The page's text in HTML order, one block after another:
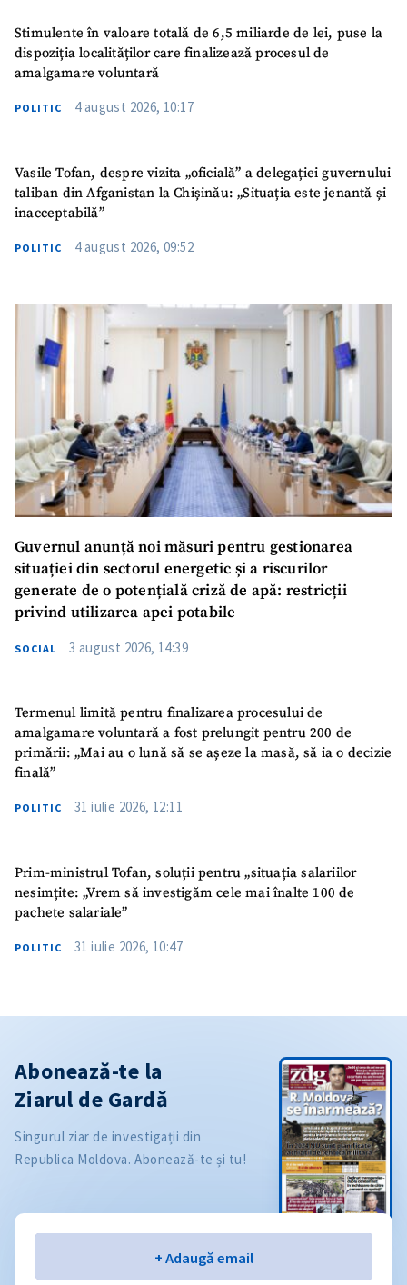
Stimulente în valoare totală de 6,5 miliarde de lei, puse la
dispoziția localităților care finalizează procesul de
amalgamare voluntară
POLITIC 4 august 2026, 10:17
Vasile Tofan, despre vizita „oficială” a delegației guvernului
taliban din Afganistan la Chișinău: „Situația este jenantă și
inacceptabilă”
POLITIC 4 august 2026, 09:52
Guvernul anunță noi măsuri pentru gestionarea
situației din sectorul energetic și a riscurilor
generate de o potențială criză de apă: restricții
privind utilizarea apei potabile
SOCIAL 3 august 2026, 14:39
Termenul limită pentru finalizarea procesului de
amalgamare voluntară a fost prelungit pentru 200 de
primării: „Mai au o lună să se așeze la masă, să ia o decizie
finală”
POLITIC 31 iulie 2026, 12:11
Prim-ministrul Tofan, soluții pentru „situația salariilor
nesimțite: „Vrem să investigăm cele mai înalte 100 de
pachete salariale”
POLITIC 31 iulie 2026, 10:47
Abonează-te la
Ziarul de Gardă
Singurul ziar de investigații din
Republica Moldova. Abonează-te și tu!
+ Adaugă email